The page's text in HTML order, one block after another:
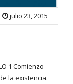
julio 23, 2015
1 Comienzo
la existencia.